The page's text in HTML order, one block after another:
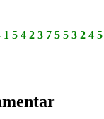
1 5 4 2 3 7 5 5 3 2 4